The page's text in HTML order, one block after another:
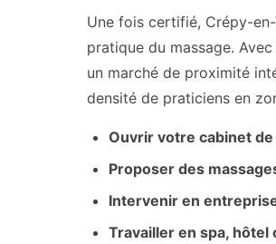
Une fois certifié, Crépy-
pratique du massage.
un marché de proximité
densité de praticiens en
Ouvrir votre cabinet de
Proposer des
Intervenir en
Travailler en spa,